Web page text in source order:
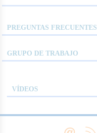
PREGUNTAS FRECUENTES
GRUPO DE TRABAJO
VÍDEOS